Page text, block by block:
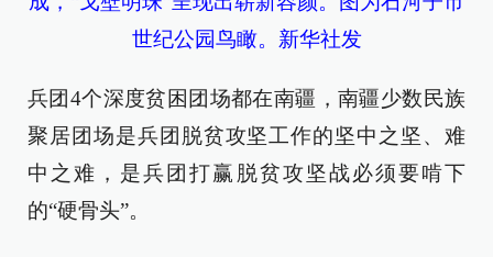
世纪公园鸟瞰。新华社发
兵团4个深度贫困团场都在南疆，南疆少数民族
聚居团场是兵团脱贫攻坚工作的坚中之坚、难
中之难，是兵团打赢脱贫攻坚战必须要啃下
的“硬骨头”。